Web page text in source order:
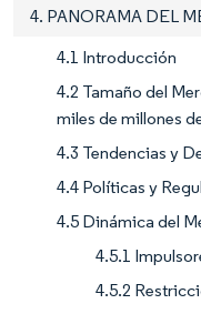
4. PANORAMA DEL
4.1 Introducción
4.2 Tamaño del
miles de millones
4.3 Tendencias y
4.4 Políticas y
4.5 Dinámica del
4.5.1
4.5.2